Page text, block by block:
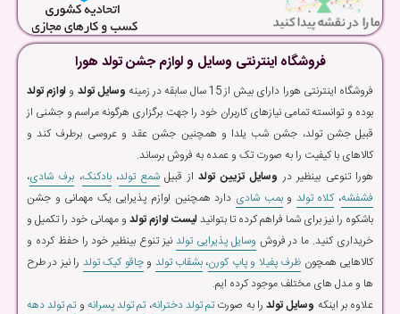
فروشگاه اینترنتی وسایل و لوازم جشن تولد هورا
فروشگاه اینترنتی هورا دارای بیش از 15 سال سابقه در زمینه وسایل تولد و لوازم تولد
بوده و توانسته تمامی نیازهای کاربران خود را جهت برگزاری هرگونه مراسم و جشنی از
قبیل جشن تولد، جشن شب یلدا و همچنین جشن عقد و عروسی برطرف کند و
کالاهای با کیفیت را به صورت تک و عمده به فروش برساند.
هورا تنوعی بینظیر در وسایل تزیین تولداز قبیلشمع تولد،بادکنک، برف شادی،
فشفشه،کلاه تولد وبمب شادی دارد همچنین لوازم پذیرایی یک مهمانی و جشن
باشکوه را نیز برای شما فراهم کرده تا بتوانیدلیست لوازم تولد و مهمانی خود را تکمیل و
خریداری کنید. ما در فروش وسایل پذیرایی تولد نیز تنوع بینظیر خود را حفظ کرده و
کالاهایی همچون ظرف پفیلا و پاپ کورن،بشقاب تولد وچاقو کیک تولد را نیز در طرح
ها و مدل های مختلف موجود کرده ایم.
علاوه بر اینکه وسایل تولدرا به صورتتم تولد دخترانه،تم تولد پسرانه وتم تولد دهه